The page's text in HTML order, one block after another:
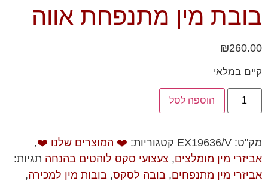
בובת מין מתנפחת אווה
₪260.00
קיים במלאי
הוספה לסל
מק"ט: EX19636/V קטגוריות: ❤️ המוצרים שלנו ❤️,
אביזרי מין מומלצים, צעצועי סקס לוהטים בהנחה תגיות:
אביזרי מין מתנפחים, בובה לסקס, בובות מין למכירה,